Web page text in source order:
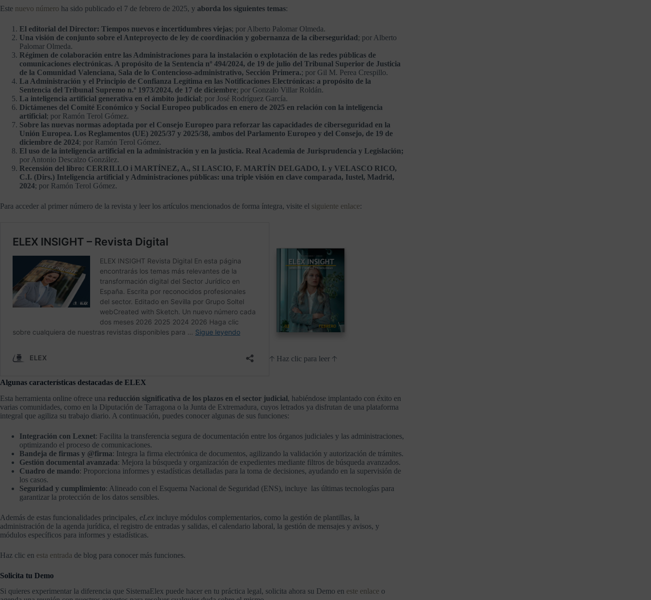
Este nuevo número ha sido publicado el 7 de febrero de 2025, y aborda los siguientes temas:
El editorial del Director: Tiempos nuevos e incertidumbres viejas; por Alberto Palomar Olmeda.
Una visión de conjunto sobre el Anteproyecto de ley de coordinación y gobernanza de la ciberseguridad; por Alberto
Palomar Olmeda.
Régimen de colaboración entre las Administraciones para la instalación o explotación de las redes públicas de
comunicaciones electrónicas. A propósito de la Sentencia nº 494/2024, de 19 de julio del Tribunal Superior de Justicia
de la Comunidad Valenciana, Sala de lo Contencioso-administrativo, Sección Primera.; por Gil M. Perea Crespillo.
La Administración y el Principio de Confianza Legítima en las Notificaciones Electrónicas: a propósito de la
Sentencia del Tribunal Supremo n.º 1973/2024, de 17 de diciembre; por Gonzalo Villar Roldán.
La inteligencia artificial generativa en el ámbito judicial; por José Rodríguez García.
Dictámenes del Comité Económico y Social Europeo publicados en enero de 2025 en relación con la inteligencia
artificial; por Ramón Terol Gómez.
Sobre las nuevas normas adoptada por el Consejo Europeo para reforzar las capacidades de ciberseguridad en la
Unión Europea. Los Reglamentos (UE) 2025/37 y 2025/38, ambos del Parlamento Europeo y del Consejo, de 19 de
diciembre de 2024; por Ramón Terol Gómez.
El uso de la inteligencia artificial en la administración y en la justicia. Real Academia de Jurisprudencia y Legislación;
por Antonio Descalzo González.
Recensión del libro: CERRILLO i MARTÍNEZ, A., SI LASCIO, F. MARTÍN DELGADO, I. y VELASCO RICO,
C.I. (Dirs.) Inteligencia artificial y Administraciones públicas: una triple visión en clave comparada, Iustel, Madrid,
2024; por Ramón Terol Gómez.
Para acceder al primer número de la revista y leer los artículos mencionados de forma íntegra, visite el siguiente enlace:
🡡 Haz clic para leer 🡡
Algunas características destacadas de ELEX
Esta herramienta online ofrece una reducción significativa de los plazos en el sector judicial, habiéndose implantado con éxito en
varias comunidades, como en la Diputación de Tarragona o la Junta de Extremadura, cuyos letrados ya disfrutan de una plataforma
integral que agiliza su trabajo diario. A continuación, puedes conocer algunas de sus funciones:
Integración con Lexnet: Facilita la transferencia segura de documentación entre los órganos judiciales y las administraciones,
optimizando el proceso de comunicaciones.
Bandeja de firmas y @firma: Integra la firma electrónica de documentos, agilizando la validación y autorización de trámites.
Gestión documental avanzada: Mejora la búsqueda y organización de expedientes mediante filtros de búsqueda avanzados.
Cuadro de mando: Proporciona informes y estadísticas detalladas para la toma de decisiones, ayudando en la supervisión de
los casos.
Seguridad y cumplimiento: Alineado con el Esquema Nacional de Seguridad (ENS), incluye las últimas tecnologías para
garantizar la protección de los datos sensibles.
Además de estas funcionalidades principales, eLex incluye módulos complementarios, como la gestión de plantillas, la
administración de la agenda jurídica, el registro de entradas y salidas, el calendario laboral, la gestión de mensajes y avisos, y
módulos específicos para informes y estadísticas.
Haz clic en esta entrada de blog para conocer más funciones.
Solicita tu Demo
Si quieres experimentar la diferencia que SistemaElex puede hacer en tu práctica legal, solicita ahora su Demo en este enlace o